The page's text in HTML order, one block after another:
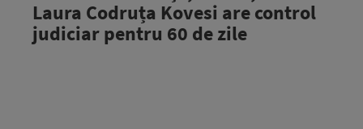
Laura Codruța Kovesi are control
judiciar pentru 60 de zile